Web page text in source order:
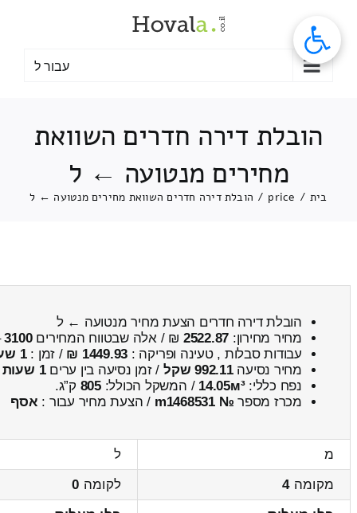
עבור ל
הובלת דירה חדרים השוואת
מחירים מנטועה ← ל
בית /
price
/ הובלת דירה חדרים השוואת מחירים מנטועה ← ל
הובלת דירה חדרים הצעת מחיר מנטועה ← ל
מחיר מחירון: 2522.87 ₪ / אלה שבטווח המחירים3100
עבודות סבלות , טעינה ופריקה : 1449.93 ₪ / זמן :1 שעות 32 דקות
מחיר נסיעה992.11 שקל / זמן נסיעה בין ערים1 שעות , 25 דקות
נפח כללי:14.05м³ / המשקל הכולל:805 ק”ג.
מכרז מספר № m1468531 / הצעת מחיר עבור : אסף
מ
ל
מקומה4 לקומה 0